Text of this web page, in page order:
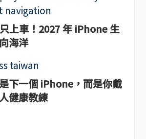
上車！2027 年 iPhone 生
海洋
下一個 iPhone，而是你戴
健康教練